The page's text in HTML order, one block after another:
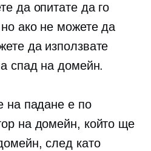
да опитате да го
ако не можете да
да използвате
спад на домейн.
на падане е по
на домейн, който ще
след като